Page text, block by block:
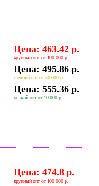
Цена: 463.42 р.
крупный опт от 100 000 р.
Цена: 495.86 р.
средний опт от 50 000 р.
Цена: 555.36 р.
мелкий опт от 10 000 р.
Цена: 474.8 р.
крупный опт от 100 000 р.